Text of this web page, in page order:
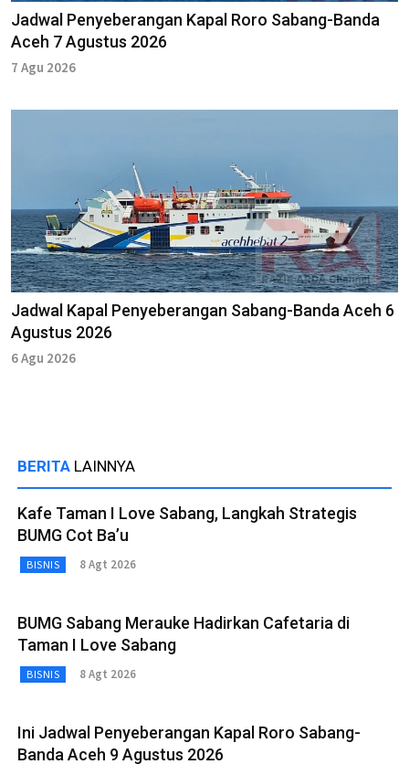
Jadwal Penyeberangan Kapal Roro Sabang-Banda
Aceh 7 Agustus 2026
7 Agu 2026
Jadwal Kapal Penyeberangan Sabang-Banda Aceh 6
Agustus 2026
6 Agu 2026
BERITA LAINNYA
Kafe Taman I Love Sabang, Langkah Strategis
BUMG Cot Ba’u
BISNIS 8 Agt 2026
BUMG Sabang Merauke Hadirkan Cafetaria di
Taman I Love Sabang
BISNIS 8 Agt 2026
Ini Jadwal Penyeberangan Kapal Roro Sabang-
Banda Aceh 9 Agustus 2026